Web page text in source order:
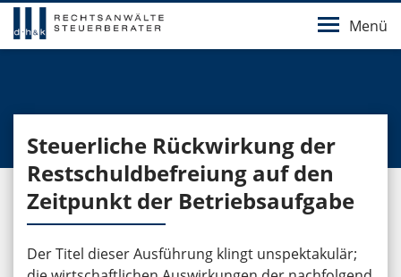
Menü
Steuerliche Rückwirkung der
Restschuldbefreiung auf den
Zeitpunkt der Betriebsaufgabe
Der Titel dieser Ausführung klingt unspektakulär;